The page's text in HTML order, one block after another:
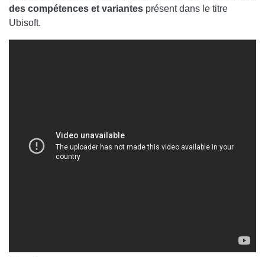
des compétences et variantes présent dans le titre
Ubisoft.